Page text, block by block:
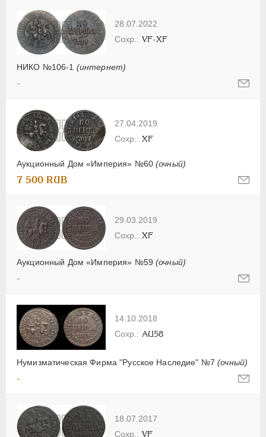
28.07.2022
НИКО №106-1 (интернет)
VF-XF
-
27.04.2019
Аукционный Дом «Империя» №60(очный)
XF
7 500 RUB
29.03.2019
Аукционный Дом «Империя» №59(очный)
XF
-
14.10.2018
Нумизматическая Фирма "Русское Наследие" №7(очный)
AU58
-
18.07.2017
VF